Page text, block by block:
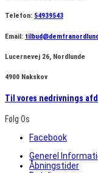
Telefon: 54939543
Email:
Lucernevej 26, Nordlunde
4900 Nakskov
Til vores nedrivnings
Følg Os
Facebook
Generel
Åbningstider